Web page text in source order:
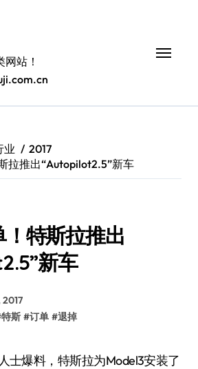
站！
业
2017
拉推出“Autopilot2.5”新车
特斯拉推出
新车
2017
特斯 #订单 #退掉